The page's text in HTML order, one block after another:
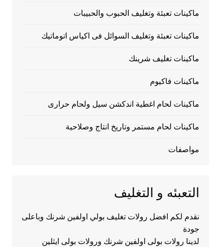
ماكينات تعبئة وتغليف الحبوب والحبيبات
ماكينات تعبئة وتغليف السوائل فى اكياس اتوماتيك
ماكينات تغليف شرينك
ماكينات فاكيوم
ماكينات لحام اغطية اندكشن سيل ولحام حرارى
ماكينات لحام مستمر وتاريخ انتاج وصلاحية
مواصفات
التعبئه و التغليف
نقدم لكم افضل رولات تغليف بولي اولفين شرنك وباعلى
جودة
لدينا رولات بولى اولفين شرنك ورولات بولى ايثلين